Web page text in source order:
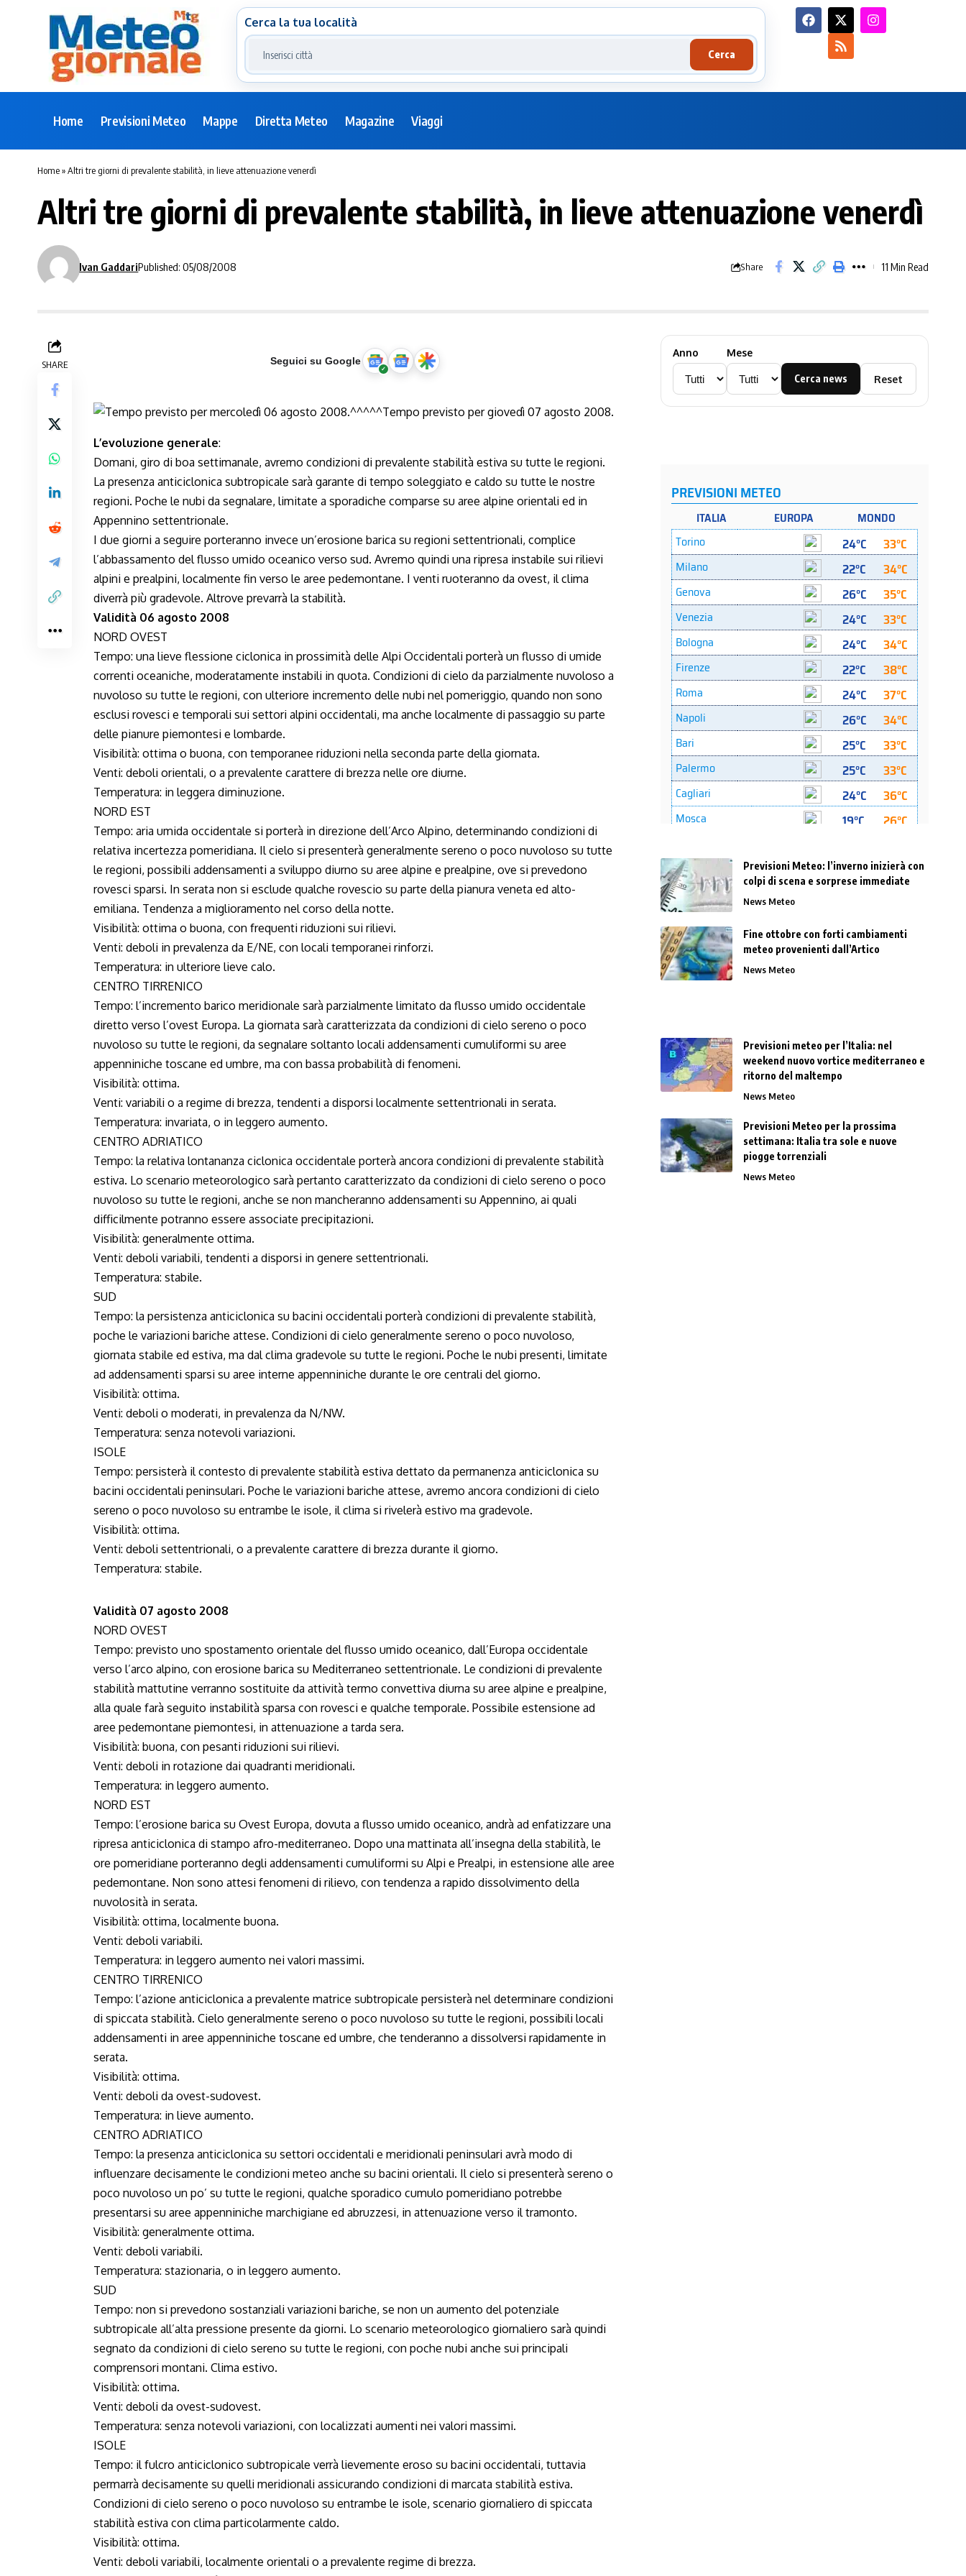
Cerca la tua località
Cerca
Home Previsioni Meteo Mappe Diretta Meteo Magazine Viaggi
Home»Altri tre giorni di prevalente stabilità, in lieve attenuazione venerdì
Altri tre giorni di prevalente stabilità, in lieve attenuazione venerdì
Ivan GaddariPublished: 05/08/2008 Share 11 Min Read
SHARE Seguici su Google
L’evoluzione generale:
Domani, giro di boa settimanale, avremo condizioni di prevalente stabilità estiva su tutte le regioni.
La presenza anticiclonica subtropicale sarà garante di tempo soleggiato e caldo su tutte le nostre
regioni. Poche le nubi da segnalare, limitate a sporadiche comparse su aree alpine orientali ed in
Appennino settentrionale.
I due giorni a seguire porteranno invece un’erosione barica su regioni settentrionali, complice
l’abbassamento del flusso umido oceanico verso sud. Avremo quindi una ripresa instabile sui rilievi
alpini e prealpini, localmente fin verso le aree pedemontane. I venti ruoteranno da ovest, il clima
diverrà più gradevole. Altrove prevarrà la stabilità.
Validità 06 agosto 2008
NORD OVEST
Tempo: una lieve flessione ciclonica in prossimità delle Alpi Occidentali porterà un flusso di umide
correnti oceaniche, moderatamente instabili in quota. Condizioni di cielo da parzialmente nuvoloso a
nuvoloso su tutte le regioni, con ulteriore incremento delle nubi nel pomeriggio, quando non sono
esclusi rovesci e temporali sui settori alpini occidentali, ma anche localmente di passaggio su parte
delle pianure piemontesi e lombarde.
Visibilità: ottima o buona, con temporanee riduzioni nella seconda parte della giornata.
Venti: deboli orientali, o a prevalente carattere di brezza nelle ore diurne.
Temperatura: in leggera diminuzione.
NORD EST
Tempo: aria umida occidentale si porterà in direzione dell’Arco Alpino, determinando condizioni di
relativa incertezza pomeridiana. Il cielo si presenterà generalmente sereno o poco nuvoloso su tutte
le regioni, possibili addensamenti a sviluppo diurno su aree alpine e prealpine, ove si prevedono
rovesci sparsi. In serata non si esclude qualche rovescio su parte della pianura veneta ed alto-
emiliana. Tendenza a miglioramento nel corso della notte.
Visibilità: ottima o buona, con frequenti riduzioni sui rilievi.
Venti: deboli in prevalenza da E/NE, con locali temporanei rinforzi.
Temperatura: in ulteriore lieve calo.
CENTRO TIRRENICO
Tempo: l’incremento barico meridionale sarà parzialmente limitato da flusso umido occidentale
diretto verso l’ovest Europa. La giornata sarà caratterizzata da condizioni di cielo sereno o poco
nuvoloso su tutte le regioni, da segnalare soltanto locali addensamenti cumuliformi su aree
appenniniche toscane ed umbre, ma con bassa probabilità di fenomeni.
Visibilità: ottima.
Venti: variabili o a regime di brezza, tendenti a disporsi localmente settentrionali in serata.
Temperatura: invariata, o in leggero aumento.
CENTRO ADRIATICO
Tempo: la relativa lontananza ciclonica occidentale porterà ancora condizioni di prevalente stabilità
estiva. Lo scenario meteorologico sarà pertanto caratterizzato da condizioni di cielo sereno o poco
nuvoloso su tutte le regioni, anche se non mancheranno addensamenti su Appennino, ai quali
difficilmente potranno essere associate precipitazioni.
Visibilità: generalmente ottima.
Venti: deboli variabili, tendenti a disporsi in genere settentrionali.
Temperatura: stabile.
SUD
Tempo: la persistenza anticiclonica su bacini occidentali porterà condizioni di prevalente stabilità,
poche le variazioni bariche attese. Condizioni di cielo generalmente sereno o poco nuvoloso,
giornata stabile ed estiva, ma dal clima gradevole su tutte le regioni. Poche le nubi presenti, limitate
ad addensamenti sparsi su aree interne appenniniche durante le ore centrali del giorno.
Visibilità: ottima.
Venti: deboli o moderati, in prevalenza da N/NW.
Temperatura: senza notevoli variazioni.
ISOLE
Tempo: persisterà il contesto di prevalente stabilità estiva dettato da permanenza anticiclonica su
bacini occidentali peninsulari. Poche le variazioni bariche attese, avremo ancora condizioni di cielo
sereno o poco nuvoloso su entrambe le isole, il clima si rivelerà estivo ma gradevole.
Visibilità: ottima.
Venti: deboli settentrionali, o a prevalente carattere di brezza durante il giorno.
Temperatura: stabile.
Validità 07 agosto 2008
NORD OVEST
Tempo: previsto uno spostamento orientale del flusso umido oceanico, dall’Europa occidentale
verso l’arco alpino, con erosione barica su Mediterraneo settentrionale. Le condizioni di prevalente
stabilità mattutine verranno sostituite da attività termo convettiva diurna su aree alpine e prealpine,
alla quale farà seguito instabilità sparsa con rovesci e qualche temporale. Possibile estensione ad
aree pedemontane piemontesi, in attenuazione a tarda sera.
Visibilità: buona, con pesanti riduzioni sui rilievi.
Venti: deboli in rotazione dai quadranti meridionali.
Temperatura: in leggero aumento.
NORD EST
Tempo: l’erosione barica su Ovest Europa, dovuta a flusso umido oceanico, andrà ad enfatizzare una
ripresa anticiclonica di stampo afro-mediterraneo. Dopo una mattinata all’insegna della stabilità, le
ore pomeridiane porteranno degli addensamenti cumuliformi su Alpi e Prealpi, in estensione alle aree
pedemontane. Non sono attesi fenomeni di rilievo, con tendenza a rapido dissolvimento della
nuvolosità in serata.
Visibilità: ottima, localmente buona.
Venti: deboli variabili.
Temperatura: in leggero aumento nei valori massimi.
CENTRO TIRRENICO
Tempo: l’azione anticiclonica a prevalente matrice subtropicale persisterà nel determinare condizioni
di spiccata stabilità. Cielo generalmente sereno o poco nuvoloso su tutte le regioni, possibili locali
addensamenti in aree appenniniche toscane ed umbre, che tenderanno a dissolversi rapidamente in
serata.
Visibilità: ottima.
Venti: deboli da ovest-sudovest.
Temperatura: in lieve aumento.
CENTRO ADRIATICO
Tempo: la presenza anticiclonica su settori occidentali e meridionali peninsulari avrà modo di
influenzare decisamente le condizioni meteo anche su bacini orientali. Il cielo si presenterà sereno o
poco nuvoloso un po’ su tutte le regioni, qualche sporadico cumulo pomeridiano potrebbe
presentarsi su aree appenniniche marchigiane ed abruzzesi, in attenuazione verso il tramonto.
Visibilità: generalmente ottima.
Venti: deboli variabili.
Temperatura: stazionaria, o in leggero aumento.
SUD
Tempo: non si prevedono sostanziali variazioni bariche, se non un aumento del potenziale
subtropicale all’alta pressione presente da giorni. Lo scenario meteorologico giornaliero sarà quindi
segnato da condizioni di cielo sereno su tutte le regioni, con poche nubi anche sui principali
comprensori montani. Clima estivo.
Visibilità: ottima.
Venti: deboli da ovest-sudovest.
Temperatura: senza notevoli variazioni, con localizzati aumenti nei valori massimi.
ISOLE
Tempo: il fulcro anticiclonico subtropicale verrà lievemente eroso su bacini occidentali, tuttavia
permarrà decisamente su quelli meridionali assicurando condizioni di marcata stabilità estiva.
Condizioni di cielo sereno o poco nuvoloso su entrambe le isole, scenario giornaliero di spiccata
stabilità estiva con clima particolarmente caldo.
Visibilità: ottima.
Venti: deboli variabili, localmente orientali o a prevalente regime di brezza.
Anno Mese
Cerca news Reset
Previsioni Meteo: l’inverno inizierà con
colpi di scena e sorprese immediate
News Meteo
Fine ottobre con forti cambiamenti
meteo provenienti dall’Artico
News Meteo
Previsioni meteo per l’Italia: nel
weekend nuovo vortice mediterraneo e
ritorno del maltempo
News Meteo
Previsioni Meteo per la prossima
settimana: Italia tra sole e nuove
piogge torrenziali
News Meteo